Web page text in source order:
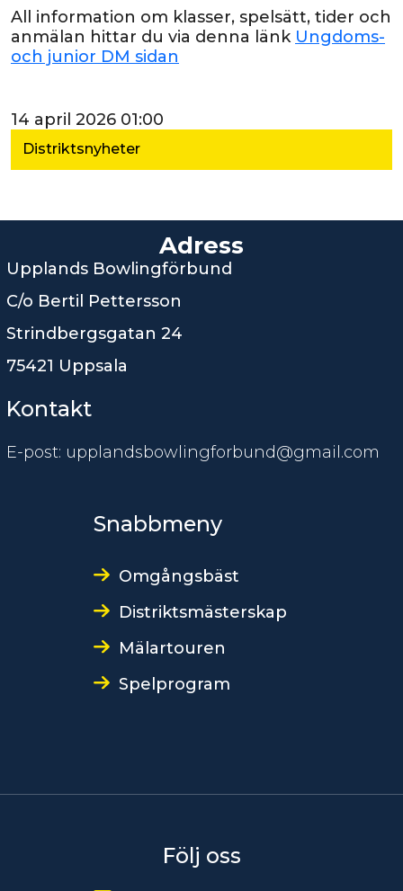
Distriktsnyheter
All information om klasser, spelsätt, tider och
anmälan hittar du via denna länk Ungdoms-
och junior DM sidan
14 april 2026 01:00
Adress
Upplands Bowlingförbund
C/o Bertil Pettersson
Strindbergsgatan 24
75421 Uppsala
Kontakt
E-post: upplandsbowlingforbund@gmail.com
Snabbmeny
Omgångsbäst
Distriktsmästerskap
Mälartouren
Spelprogram
Följ oss